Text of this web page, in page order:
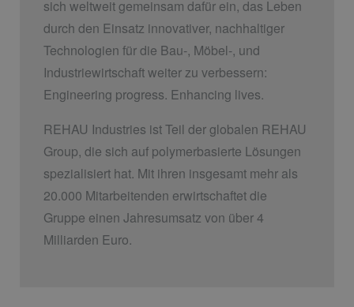
sich weltweit gemeinsam dafür ein, das Leben
durch den Einsatz innovativer, nachhaltiger
Technologien für die Bau-, Möbel-, und
Industriewirtschaft weiter zu verbessern:
Engineering progress. Enhancing lives.
REHAU Industries ist Teil der globalen REHAU
Group, die sich auf polymerbasierte Lösungen
spezialisiert hat. Mit ihren insgesamt mehr als
20.000 Mitarbeitenden erwirtschaftet die
Gruppe einen Jahresumsatz von über 4
Milliarden Euro.